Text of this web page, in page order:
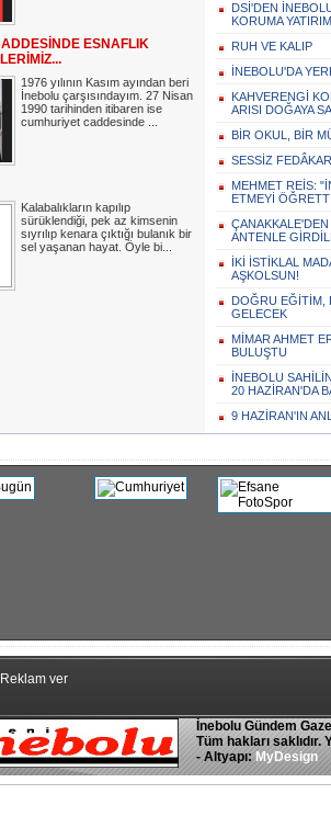
ESNAFLIK
1976 yılının Kasım ayından beri
İnebolu çarşısındayım. 27 Nisan
1990 tarihinden itibaren ise
cumhuriyet caddesinde ...
Kalabalıkların kapılıp
sürüklendiği, pek az kimsenin
sıyrılıp kenara çıktığı bulanık bir
sel yaşanan hayat. Öyle bi...
DSİ'DEN
KORUMA
RUH VE KALIP
İNEBOLU'DA
KAHVERENGİ
ARISI DOĞAYA
BİR OKUL, BİR
SESSİZ
MEHMET REİS:
ETMEYİ
ANTENLE
İKİ İSTİKLAL
AŞKOLSUN!
DOĞRU EĞİTİM,
GELECEK
MİMAR AHMET
BULUŞTU
İNEBOLU
20 HAZİRAN'DA
9 HAZİRAN'IN
Reklam ver
İnebolu Gündem
Tüm hakları
- Altyapı:MyDesign